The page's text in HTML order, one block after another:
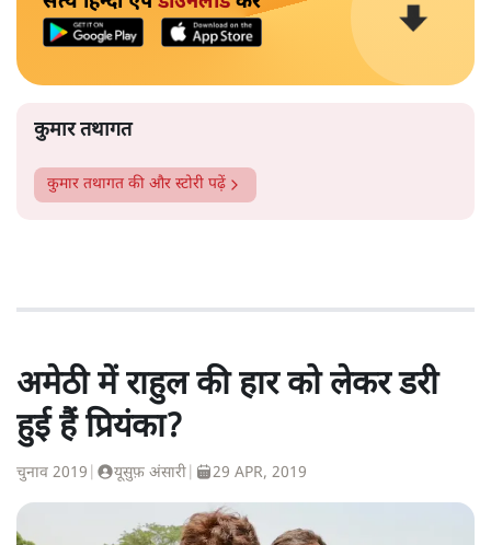
कुमार तथागत
कुमार तथागत की और स्टोरी पढ़ें
अमेठी में राहुल की हार को लेकर डरी
हुई हैं प्रियंका?
चुनाव 2019 यूसुफ़ अंसारी 29 APR, 2019